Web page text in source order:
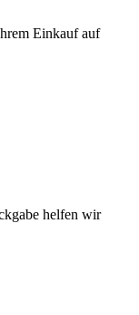
Einkauf auf
helfen wir